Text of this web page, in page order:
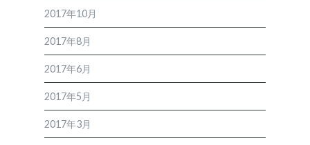
2017年10月
2017年8月
2017年6月
2017年5月
2017年3月